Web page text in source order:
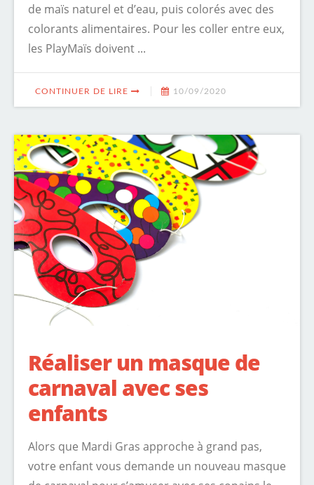
de maïs naturel et d’eau, puis colorés avec des
colorants alimentaires. Pour les coller entre eux,
les PlayMaïs doivent ...
CONTINUER DE LIRE 10/09/2020
Réaliser un masque de
carnaval avec ses
enfants
Alors que Mardi Gras approche à grand pas,
votre enfant vous demande un nouveau masque